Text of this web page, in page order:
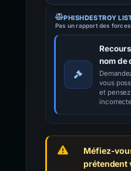
PHISHDESTROY
Pas un rapport des
nom de
vous
et
incorrecte
Méfiez-
prétendent